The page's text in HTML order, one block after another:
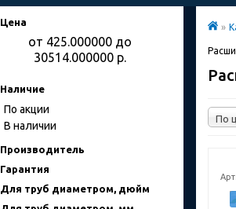
Цена
от 425.000000 до
30514.000000 р.
Наличие
По акции
В наличии
Производитель
Гарантия
Для труб диаметром, дюйм
»